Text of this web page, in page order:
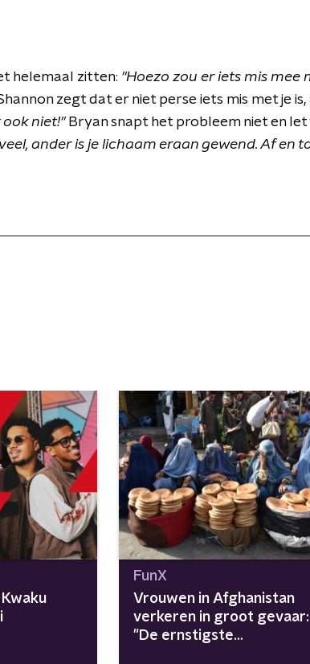
helemaal zitten: "Hoezo zou er iets mis mee
zegt dat er niet perse iets mis met je is,
niet!"Bryan snapt het probleem niet en
ander is je lichaam eraan gewend. Af en
FunX
Vrouwen in Afghanistan
verkeren in groot gevaar:
"De ernstigste